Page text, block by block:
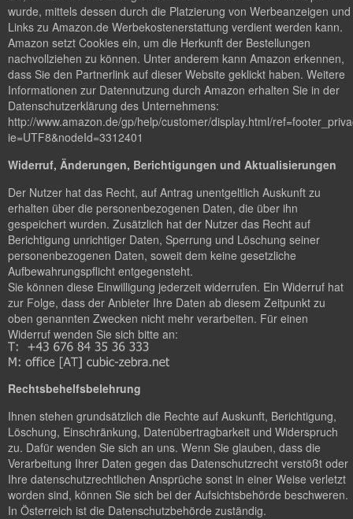
wurde, mittels dessen durch die Platzierung von Werbeanzeigen und
Links zu Amazon.de Werbekostenerstattung verdient werden kann.
Amazon setzt Cookies ein, um die Herkunft der Bestellungen
nachvollziehen zu können. Unter anderem kann Amazon erkennen,
dass Sie den Partnerlink auf dieser Website geklickt haben. Weitere
Informationen zur Datennutzung durch Amazon erhalten Sie in der
Datenschutzerklärung des Unternehmens:
http://www.amazon.de/gp/help/customer/display.html/
ie=UTF8&nodeId=3312401
Widerruf, Änderungen, Berichtigungen und Aktualisierungen
Der Nutzer hat das Recht, auf Antrag unentgeltlich Auskunft zu
erhalten über die personenbezogenen Daten, die über ihn
gespeichert wurden. Zusätzlich hat der Nutzer das Recht auf
Berichtigung unrichtiger Daten, Sperrung und Löschung seiner
personenbezogenen Daten, soweit dem keine gesetzliche
Aufbewahrungspflicht entgegensteht.
Sie können diese Einwilligung jederzeit widerrufen. Ein Widerruf hat
zur Folge, dass der Anbieter Ihre Daten ab diesem Zeitpunkt zu
oben genannten Zwecken nicht mehr verarbeiten. Für einen
Widerruf wenden Sie sich bitte an:
Rechtsbehelfsbelehrung
Ihnen stehen grundsätzlich die Rechte auf Auskunft, Berichtigung,
Löschung, Einschränkung, Datenübertragbarkeit und Widerspruch
zu. Dafür wenden Sie sich an uns. Wenn Sie glauben, dass die
Verarbeitung Ihrer Daten gegen das Datenschutzrecht verstößt oder
Ihre datenschutzrechtlichen Ansprüche sonst in einer Weise verletzt
worden sind, können Sie sich bei der Aufsichtsbehörde beschweren.
In Österreich ist die Datenschutzbehörde zuständig.